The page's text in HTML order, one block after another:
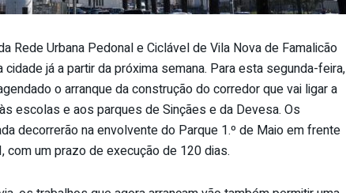
Rede Urbana Pedonal e Ciclável de Vila Nova de Famalicão
já a partir da próxima semana. Para esta segunda-feira,
o arranque da construção do corredor que vai ligar a
escolas e aos parques de Sinçães e da Devesa. Os
decorrerão na envolvente do Parque 1.º de Maio em frente
com um prazo de execução de 120 dias.